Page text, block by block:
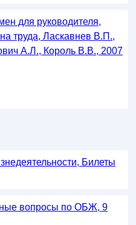
для руководителя,
труда, Ласкавнев В.П.,
А.Л., Король В.В., 2007
Билеты
вопросы по ОБЖ, 9